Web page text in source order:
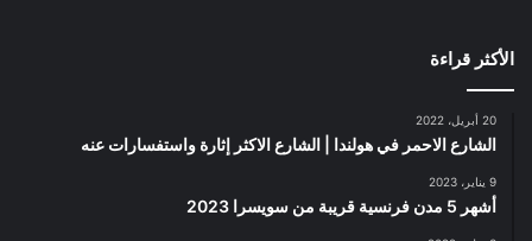
الأكثر قراءة
20 أبريل، 2022
الشارع الاحمر في هولندا | الشارع الاكثر إثارة واستفسارات عنه
9 يناير، 2023
أشهر 5 مدن فرنسية قريبة من سويسرا 2023